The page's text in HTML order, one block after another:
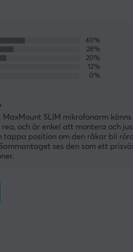
40%
28%
20%
12%
0%
SLIM mikrofonarm
och är enkel att montera och
tappa position om den råkar bli
ses den som ett